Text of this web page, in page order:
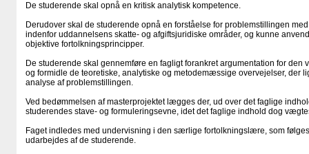
De studerende skal opnå en kritisk analytisk kompetence.
Derudover skal de studerende opnå en forståelse for problemstillingen
indenfor uddannelsens skatte- og afgiftsjuridiske områder, og kunne
objektive fortolkningsprincipper.
De studerende skal gennemføre en fagligt forankret argumentation for den
og formidle de teoretiske, analytiske og metodemæssige overvejelser, der
analyse af problemstillingen.
Ved bedømmelsen af masterprojektet lægges der, ud over det faglige
studerendes stave- og formuleringsevne, idet det faglige indhold dog
Faget indledes med undervisning i den særlige fortolkningslære, som
udarbejdes af de studerende.